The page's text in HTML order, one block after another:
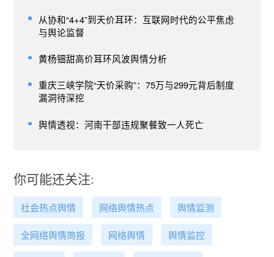
从协和“4+4”到天价耳环：互联网时代的公平焦虑
与舆论监督
黄杨钿甜高价耳环风波舆情分析
重庆三峡学院“天价采购”：75万与299元背后制度
漏洞待深挖
舆情透视：河南干部违规聚餐致一人死亡
你可能还关注:
社会热点舆情 网络舆情热点 舆情监测
全网络舆情简报 网络舆情 舆情监控